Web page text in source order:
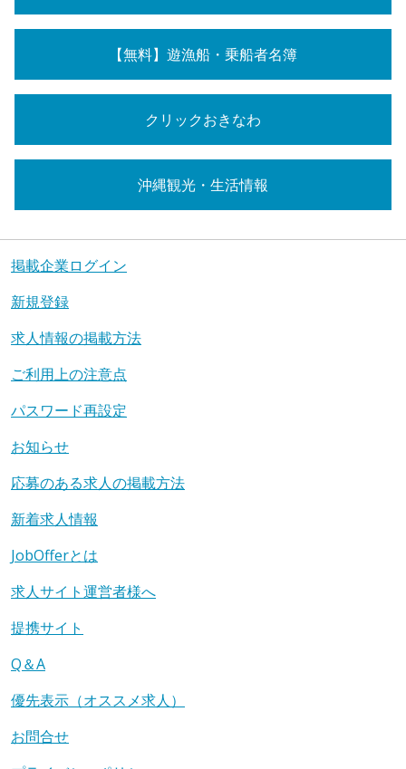
【無料】遊漁船・乗船者名簿
クリックおきなわ
沖縄観光・生活情報
掲載企業ログイン
新規登録
求人情報の掲載方法
ご利用上の注意点
パスワード再設定
お知らせ
応募のある求人の掲載方法
新着求人情報
JobOfferとは
求人サイト運営者様へ
提携サイト
Q＆A
優先表示（オススメ求人）
お問合せ